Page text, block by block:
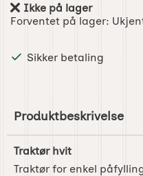
Produkttilgjengelighet:
Ikke på lager
Forventet på lager:
Sikker betaling
Produktbeskrivelse
Traktør hvit
Traktør for enkel